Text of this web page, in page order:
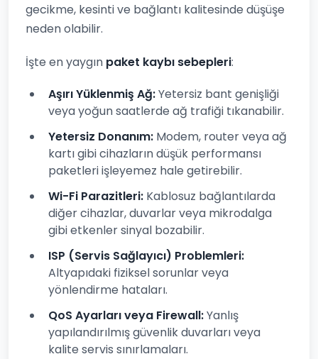
gecikme, kesinti ve bağlantı kalitesinde düşüşe
neden olabilir.
İşte en yaygın paket kaybı sebepleri:
Aşırı Yüklenmiş Ağ:Yetersiz bant genişliği
veya yoğun saatlerde ağ trafiği tıkanabilir.
Yetersiz Donanım: Modem, router veya ağ
kartı gibi cihazların düşük performansı
paketleri işleyemez hale getirebilir.
Wi-Fi Parazitleri: Kablosuz bağlantılarda
diğer cihazlar, duvarlar veya mikrodalga
gibi etkenler sinyal bozabilir.
ISP (Servis Sağlayıcı) Problemleri:
Altyapıdaki fiziksel sorunlar veya
yönlendirme hataları.
QoS Ayarları veya Firewall:Yanlış
yapılandırılmış güvenlik duvarları veya
kalite servis sınırlamaları.